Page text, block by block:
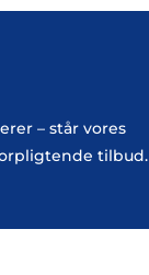
– står vores
tilbud.